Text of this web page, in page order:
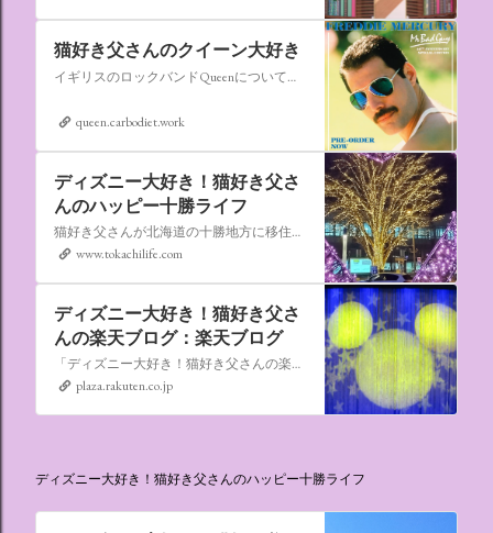
猫好き父さんのクイーン大好き
イギリスのロックバンドQueenについての情報をアップします。
queen.carbodiet.work
ディズニー大好き！猫好き父さ
んのハッピー十勝ライフ
猫好き父さんが北海道の十勝地方に移住しました。なれない北海道の暮らしについてお伝えします。
www.tokachilife.com
ディズニー大好き！猫好き父さ
んの楽天ブログ：楽天ブログ
「ディズニー大好き！猫好き父さんの楽天ブログ」にようこそ！ いろんなブログサービスが廃止になるなか満を持して楽天ブログをはじめようと思います。 よろしくお願いいたします。
plaza.rakuten.co.jp
ディズニー大好き！猫好き父さんのハッピー十勝ライフ